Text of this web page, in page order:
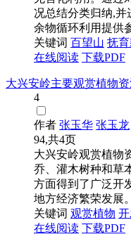
况总结分类归纳,并
余物循环利用提供
关键词 百望山 抚
在线阅读 下载PDF
大兴安岭主要观赏植物
4
作者 张玉华 张玉龙
94,共4页
大兴安岭观赏植物
乔、灌木树种和草
方面得到了广泛开
地方经济繁荣发展。
关键词 观赏植物
在线阅读 下载PDF